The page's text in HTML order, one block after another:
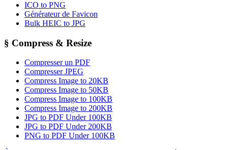
ICO to PNG
Générateur de Favicon
Bulk HEIC to JPG
§ Compress & Resize
Compresser un PDF
Compresser JPEG
Compress Image to 20KB
Compress Image to 50KB
Compress Image to 100KB
Compress Image to 200KB
JPG to PDF Under 100KB
JPG to PDF Under 200KB
PNG to PDF Under 100KB